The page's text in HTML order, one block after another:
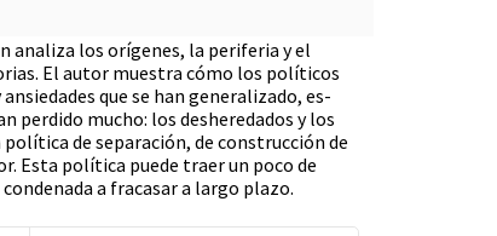
analiza los orígenes, la periferia y el
El autor muestra cómo los políticos
que se han generalizado, es­
perdido mucho: los desheredados y los
de separación, de construcción de
Esta política puede traer un poco de
a fracasar a largo plazo.